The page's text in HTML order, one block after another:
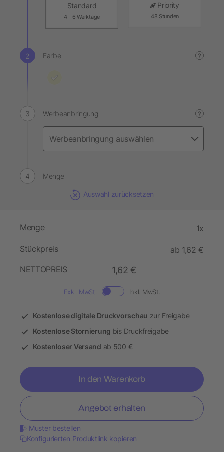
Standard
4 - 6 Werktage
Priority
48 Stunden
Farbe ?
Werbeanbringung ?
Menge
Auswahl zurücksetzen
Menge 1x
Stückpreis
ab 1,62 €
NETTOPREIS
1,62 €
Exkl. MwSt. Inkl. MwSt.
Kostenlose digitale Druckvorschau zur Freigabe
Kostenlose Stornierung bis Druckfreigabe
Kostenloser Versand ab 500 €
In den Warenkorb
Angebot erhalten
Muster bestellen
Konfigurierten Produktlink kopieren